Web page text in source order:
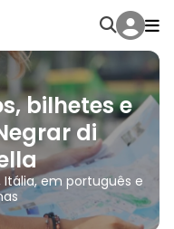
bilhetes e
di
Itália, em português e